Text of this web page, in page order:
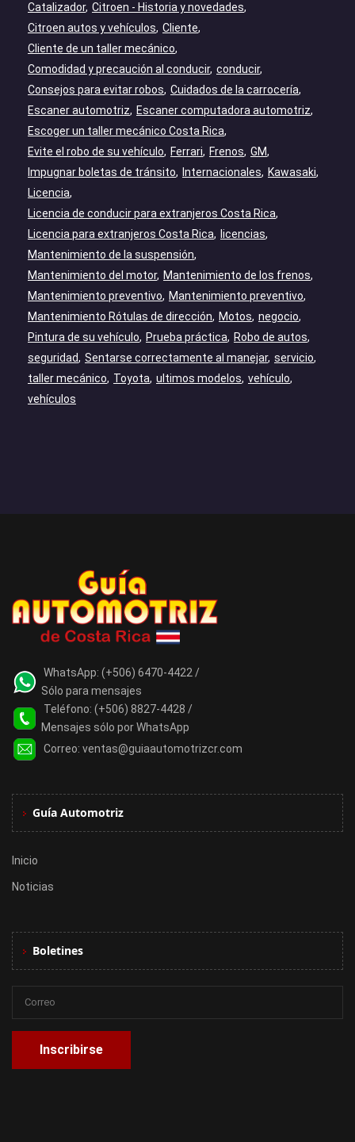
Catalizador Citroen - Historia y novedades
Citroen autos y vehículos Cliente
Cliente de un taller mecánico
Comodidad y precaución al conducir conducir
Consejos para evitar robos Cuidados de la carrocería
Escaner automotriz
Escaner computadora automotriz
Escoger un taller mecánico Costa Rica
Evite el robo de su vehículo
Ferrari Frenos GM
Impugnar boletas de tránsito
Internacionales
Kawasaki
Licencia
Licencia de conducir para extranjeros Costa Rica
Licencia para extranjeros Costa Rica
licencias
Mantenimiento de la suspensión
Mantenimiento del motor
Mantenimiento de los frenos
Mantenimiento preventivo
Mantenimiento preventivo
Mantenimiento Rótulas de dirección
Motos negocio
Pintura de su vehículo
Prueba práctica
Robo de autos
seguridad
Sentarse correctamente al manejar servicio
taller mecánico
Toyota ultimos modelos vehículo
vehículos
WhatsApp: (+506) 6470-4422 /
Sólo para mensajes
Teléfono: (+506) 8827-4428 /
Mensajes sólo por WhatsApp
Correo: ventas@guiaautomotrizcr.com
Guía Automotriz
Inicio
Noticias
Boletines